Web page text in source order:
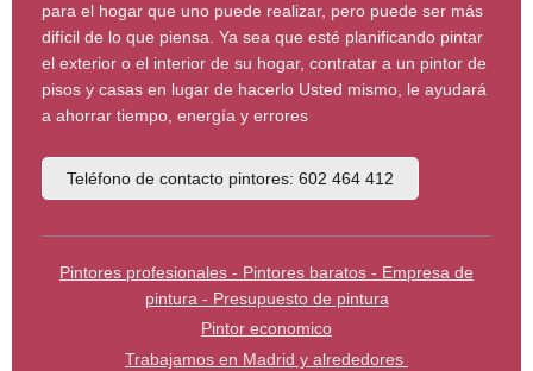
para el hogar que uno puede realizar, pero puede ser más
difícil de lo que piensa. Ya sea que esté planificando pintar
el exterior o el interior de su hogar, contratar a un pintor de
pisos y casas en lugar de hacerlo Usted mismo, le ayudará
a ahorrar tiempo, energía y errores
Teléfono de contacto pintores: 602 464 412
Pintores profesionales - Pintores baratos - Empresa de
pintura - Presupuesto de pintura
Pintor economico
Trabajamos en Madrid y alrededores